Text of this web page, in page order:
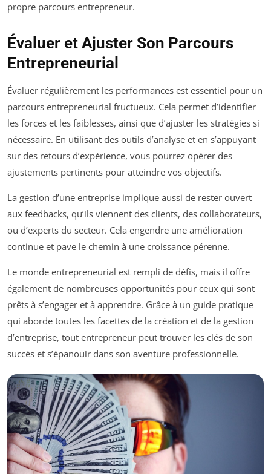
propre parcours entrepreneur.
Évaluer et Ajuster Son Parcours
Entrepreneurial
Évaluer régulièrement les performances est essentiel pour un
parcours entrepreneurial fructueux. Cela permet d’identifier
les forces et les faiblesses, ainsi que d’ajuster les stratégies si
nécessaire. En utilisant des outils d’analyse et en s’appuyant
sur des retours d’expérience, vous pourrez opérer des
ajustements pertinents pour atteindre vos objectifs.
La gestion d’une entreprise implique aussi de rester ouvert
aux feedbacks, qu’ils viennent des clients, des collaborateurs,
ou d’experts du secteur. Cela engendre une amélioration
continue et pave le chemin à une croissance pérenne.
Le monde entrepreneurial est rempli de défis, mais il offre
également de nombreuses opportunités pour ceux qui sont
prêts à s’engager et à apprendre. Grâce à un guide pratique
qui aborde toutes les facettes de la création et de la gestion
d’entreprise, tout entrepreneur peut trouver les clés de son
succès et s’épanouir dans son aventure professionnelle.